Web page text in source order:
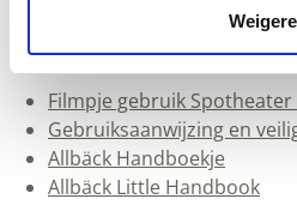
de handleiding en het
Filmpje gebruik
Gebruiksaanwijzing en
Allbäck Handboekje
Allbäck Little Handbook